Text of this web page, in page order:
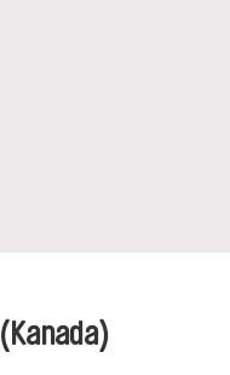
(Kanada)